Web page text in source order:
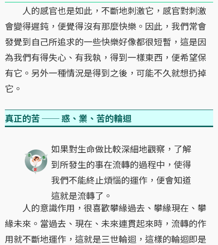
人的感官也是如此，不斷地刺激它，感官對刺激
會變得遲鈍，便覺得沒有那麼快樂。因此，我們常會
發覺到自己所追求的一些快樂好像都很短暫，這是因
為我們有得失心、有我執，得到一樣東西，便希望保
有它。另外一種情況是得到之後，可能不久就想扔掉
它。
真正的苦 ── 惑、業、苦的輪迴
如果對生命做比較深細地觀察，了解
到所發生的事在流轉的過程中，使得
我們不能終止煩惱的運作，便會知道
這就是流轉了。
人的意識作用，很喜歡攀緣過去、攀緣現在、攀
緣未來。當過去、現在、未來連貫起來時，流轉的作
用就不斷地運作，這就是三世輪迴，這樣的輪迴即是